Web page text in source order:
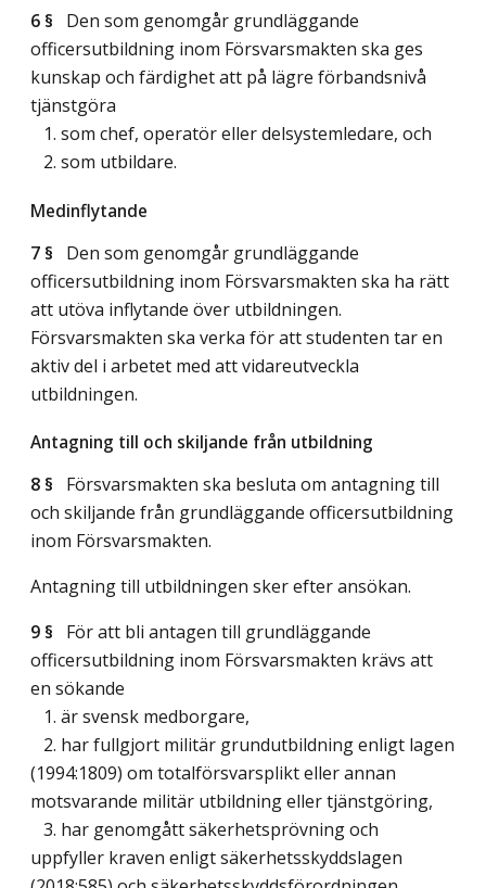
6 § Den som genomgår grundläggande
officersutbildning inom Försvarsmakten ska ges
kunskap och färdighet att på lägre förbandsnivå
tjänstgöra
1. som chef, operatör eller delsystemledare, och
2. som utbildare.
Medinflytande
7 § Den som genomgår grundläggande
officersutbildning inom Försvarsmakten ska ha rätt
att utöva inflytande över utbildningen.
Försvarsmakten ska verka för att studenten tar en
aktiv del i arbetet med att vidareutveckla
utbildningen.
Antagning till och skiljande från utbildning
8 § Försvarsmakten ska besluta om antagning till
och skiljande från grundläggande officersutbildning
inom Försvarsmakten.
Antagning till utbildningen sker efter ansökan.
9 § För att bli antagen till grundläggande
officersutbildning inom Försvarsmakten krävs att
en sökande
1. är svensk medborgare,
2. har fullgjort militär grundutbildning enligt lagen
(1994:1809) om totalförsvarsplikt eller annan
motsvarande militär utbildning eller tjänstgöring,
3. har genomgått säkerhetsprövning och
uppfyller kraven enligt säkerhetsskyddslagen